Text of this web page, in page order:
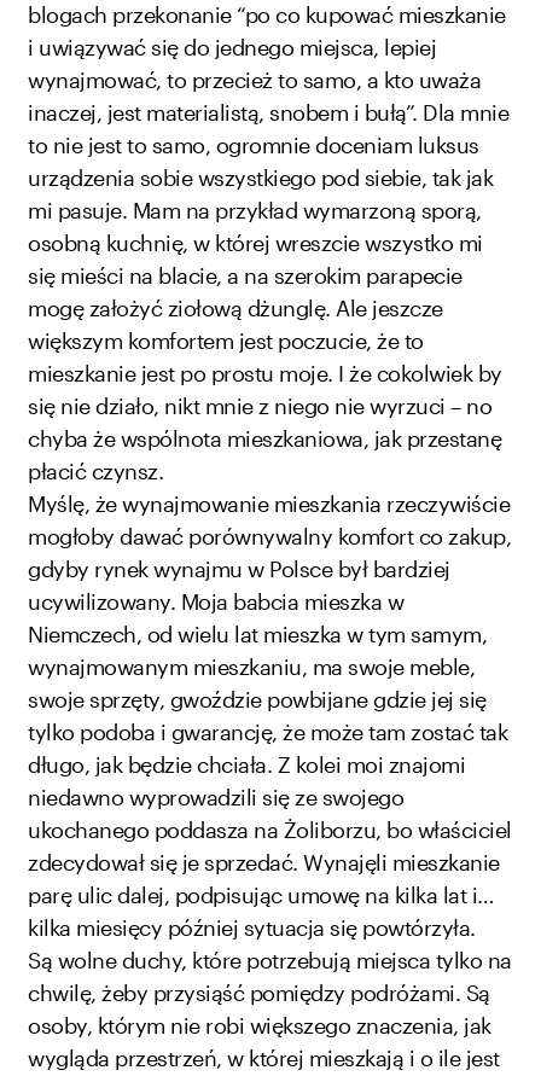
blogach przekonanie “po co kupować mieszkanie
i uwiązywać się do jednego miejsca, lepiej
wynajmować, to przecież to samo, a kto uważa
inaczej, jest materialistą, snobem i bułą”. Dla mnie
to nie jest to samo, ogromnie doceniam luksus
urządzenia sobie wszystkiego pod siebie, tak jak
mi pasuje. Mam na przykład wymarzoną sporą,
osobną kuchnię, w której wreszcie wszystko mi
się mieści na blacie, a na szerokim parapecie
mogę założyć ziołową dżunglę. Ale jeszcze
większym komfortem jest poczucie, że to
mieszkanie jest po prostu moje. I że cokolwiek by
się nie działo, nikt mnie z niego nie wyrzuci – no
chyba że wspólnota mieszkaniowa, jak przestanę
płacić czynsz.
Myślę, że wynajmowanie mieszkania rzeczywiście
mogłoby dawać porównywalny komfort co zakup,
gdyby rynek wynajmu w Polsce był bardziej
ucywilizowany. Moja babcia mieszka w
Niemczech, od wielu lat mieszka w tym samym,
wynajmowanym mieszkaniu, ma swoje meble,
swoje sprzęty, gwoździe powbijane gdzie jej się
tylko podoba i gwarancję, że może tam zostać tak
długo, jak będzie chciała. Z kolei moi znajomi
niedawno wyprowadzili się ze swojego
ukochanego poddasza na Żoliborzu, bo właściciel
zdecydował się je sprzedać. Wynajęli mieszkanie
parę ulic dalej, podpisując umowę na kilka lat i…
kilka miesięcy później sytuacja się powtórzyła.
Są wolne duchy, które potrzebują miejsca tylko na
chwilę, żeby przysiąść pomiędzy podróżami. Są
osoby, którym nie robi większego znaczenia, jak
wygląda przestrzeń, w której mieszkają i o ile jest